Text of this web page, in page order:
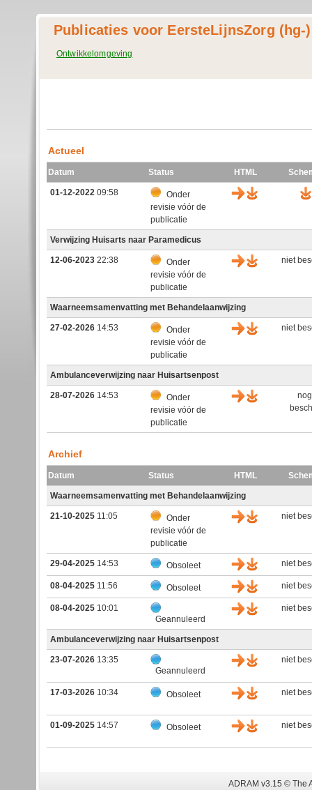
Publicaties voor EersteLijnsZorg (hg-)
Ontwikkelomgeving
Actueel
Datum Status HTML
01-12-2022 09:58
Onder
revisie vóór de
publicatie
Verwijzing Huisarts naar Paramedicus
12-06-2023 22:38
Onder
revisie vóór de
publicatie
niet
Waarneemsamenvatting met Behandelaanwijzing
27-02-2026 14:53
Onder
revisie vóór de
publicatie
niet
Ambulanceverwijzing naar Huisartsenpost
28-07-2026 14:53
Onder
revisie vóór de
publicatie
Archief
Datum Status HTML
Waarneemsamenvatting met Behandelaanwijzing
21-10-2025 11:05
Onder
revisie vóór de
publicatie
niet
29-04-2025 14:53 Obsoleet niet
08-04-2025 11:56 Obsoleet niet
08-04-2025 10:01
Geannuleerd
niet
Ambulanceverwijzing naar Huisartsenpost
23-07-2026 13:35
Geannuleerd
niet
17-03-2026 10:34 Obsoleet niet
01-09-2025 14:57 Obsoleet niet
ADRAM v3.15 © The